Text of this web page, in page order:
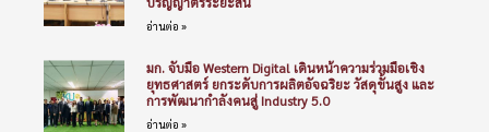
อ่านต่อ »
มก. จับมือ Western Digital เดินหน้าความร่วมมือเชิง
ยุทธศาสตร์ ยกระดับการผลิตอัจฉริยะ วัสดุขั้นสูง และ
การพัฒนากำลังคนสู่ Industry 5.0
อ่านต่อ »